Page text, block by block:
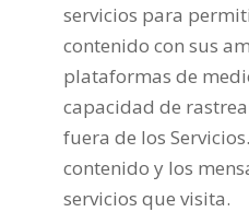
servicios para
contenido con sus
plataformas de
capacidad de
fuera de los
contenido y los
servicios que visita.